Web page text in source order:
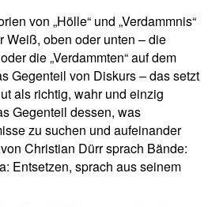
von „Hölle“ und „Verdammnis“
Weiß, oben oder unten – die
die „Verdammten“ auf dem
Gegenteil von Diskurs – das setzt
als richtig, wahr und einzig
Gegenteil dessen, was
zu suchen und aufeinander
Christian Dürr sprach Bände:
Entsetzen, sprach aus seinem